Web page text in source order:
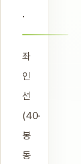
.
좌
인
선
(40·
봉
동